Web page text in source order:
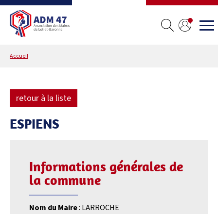
Accueil
retour à la liste
ESPIENS
Informations générales de
la commune
Nom du Maire: LARROCHE